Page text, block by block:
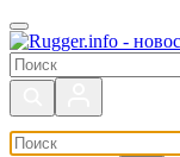
Поиск по сайту